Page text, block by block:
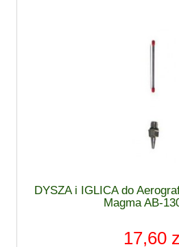
DYSZA i IGLICA do
Magma AB-
17,60